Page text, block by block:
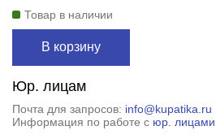
Товар в наличии
В корзину
Юр. лицам
Почта для запросов: info@kupatika.ru
Информация по работе с юр. лицами